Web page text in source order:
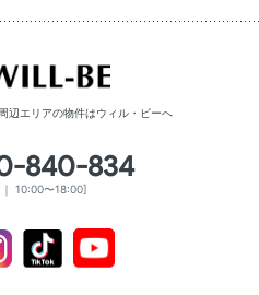
辺エリアの物件はウィル・ビーへ
840-834
10:00〜18:00]
InstagramTiktok